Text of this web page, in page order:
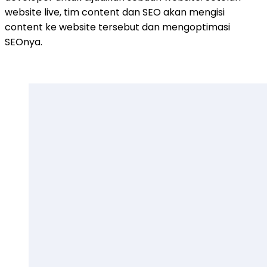
website live, tim content dan SEO akan mengisi
content ke website tersebut dan mengoptimasi
SEOnya.